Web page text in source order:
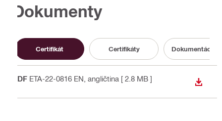
Dokumenty
Certifikát Certifikáty Dokumentácia
PDF ETA-22-0816 EN , angličtina [ 2.8 MB ]